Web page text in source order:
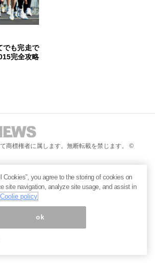
でも完走で
完全攻略
商標権者に属します。無断転載を禁じます。 ©
Cookies”, you agree to the storing of cookies on
site navigation, analyze site usage, and assist in
Coolie policy
ok